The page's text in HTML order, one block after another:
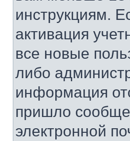
инструкциям.
активация
все новые
либо
информация
пришло
электронной